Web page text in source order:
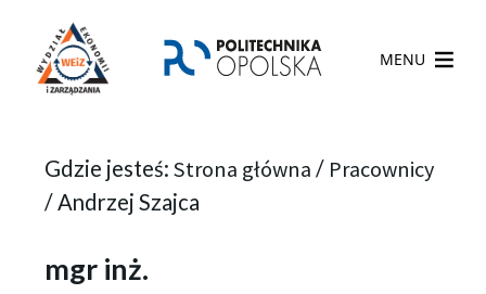
MENU
Gdzie jesteś: Strona główna / Pracownicy
/ Andrzej Szajca
mgr inż.